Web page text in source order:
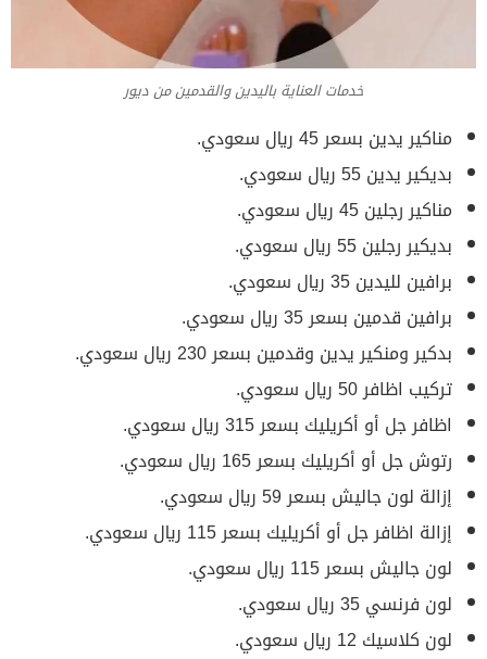
خدمات العناية باليدين والقدمين من ديور
مناكير يدين بسعر 45 ريال سعودي.
بديكير يدين 55 ريال سعودي.
مناكير رجلين 45 ريال سعودي.
بديكير رجلين 55 ريال سعودي.
برافين لليدين 35 ريال سعودي.
برافين قدمين بسعر 35 ريال سعودي.
بدكير ومنكير يدين وقدمين بسعر 230 ريال سعودي.
تركيب اظافر 50 ريال سعودي.
اظافر جل أو أكريليك بسعر 315 ريال سعودي.
رتوش جل أو أكريليك بسعر 165 ريال سعودي.
إزالة لون جاليش بسعر 59 ريال سعودي.
إزالة اظافر جل أو أكريليك بسعر 115 ريال سعودي.
لون جاليش بسعر 115 ريال سعودي.
لون فرنسي 35 ريال سعودي.
لون كلاسيك 12 ريال سعودي.